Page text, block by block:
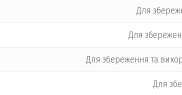
Для
Для
Для збереження та
Для